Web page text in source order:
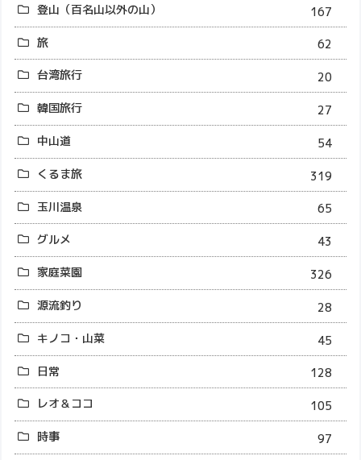
登山（百名山以外の山）
167
旅
62
台湾旅行
20
韓国旅行
27
中山道
54
くるま旅
319
玉川温泉
65
グルメ
43
家庭菜園
326
源流釣り
28
キノコ・山菜
45
日常
128
レオ＆ココ
105
時事
97